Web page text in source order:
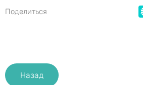
Поделиться
Назад